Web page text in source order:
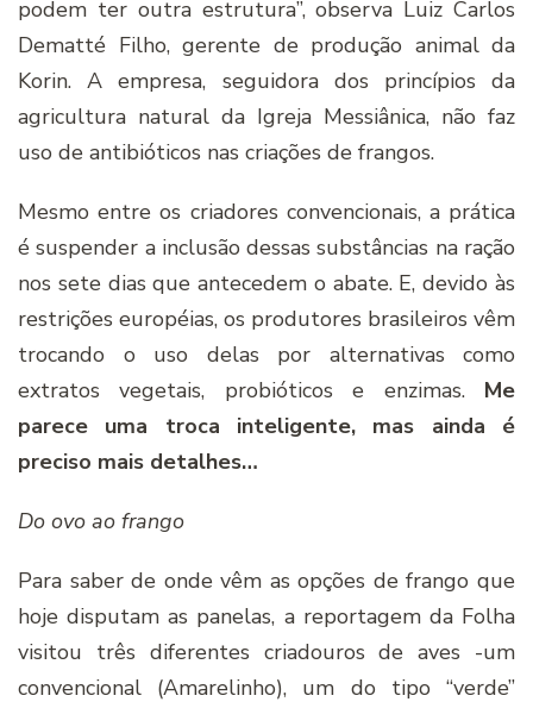
podem ter outra estrutura”, observa Luiz Carlos
Dematté Filho, gerente de produção animal da
Korin. A empresa, seguidora dos princípios da
agricultura natural da Igreja Messiânica, não faz
uso de antibióticos nas criações de frangos.
Mesmo entre os criadores convencionais, a prática
é suspender a inclusão dessas substâncias na ração
nos sete dias que antecedem o abate. E, devido às
restrições européias, os produtores brasileiros vêm
trocando o uso delas por alternativas como
extratos vegetais, probióticos e enzimas. Me
parece uma troca inteligente, mas ainda é
preciso mais detalhes…
Do ovo ao frango
Para saber de onde vêm as opções de frango que
hoje disputam as panelas, a reportagem da Folha
visitou três diferentes criadouros de aves -um
convencional (Amarelinho), um do tipo “verde”